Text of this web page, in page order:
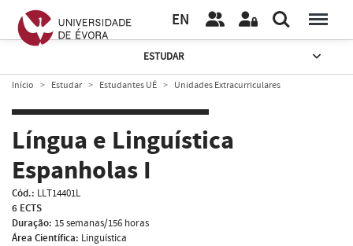
EN
ESTUDAR
Início Estudar Estudantes UÉ Unidades Extracurriculares
Língua e Linguística
Espanholas I
Cód.: LLT14401L
6 ECTS
Duração: 15 semanas/156 horas
Área Científica: Linguística